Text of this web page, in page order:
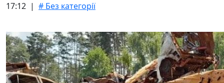
17:12 | # Без категорії